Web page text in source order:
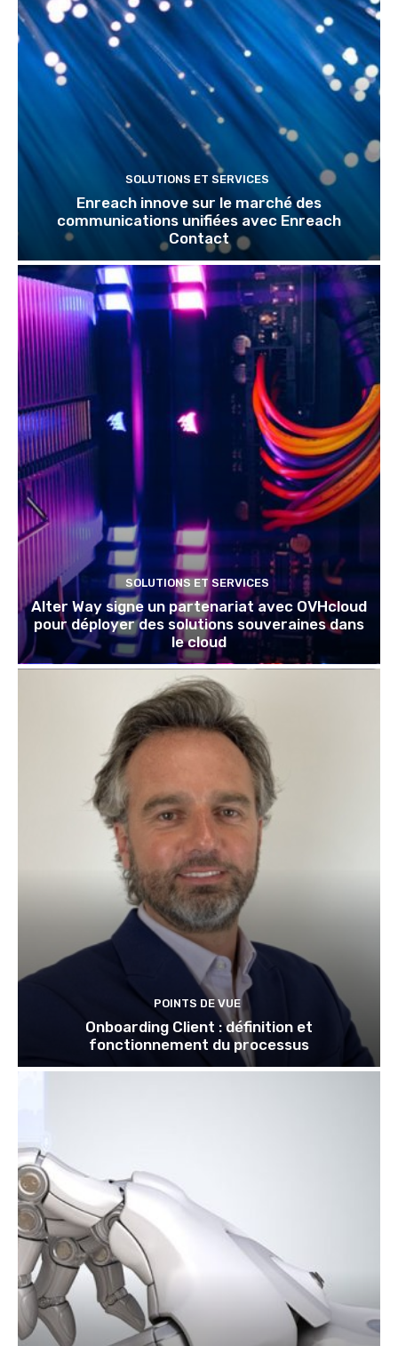
SOLUTIONS ET SERVICES
Enreach innove sur le marché des
communications unifiées avec Enreach
Contact
SOLUTIONS ET SERVICES
Alter Way signe un partenariat avec OVHcloud
pour déployer des solutions souveraines dans
le cloud
POINTS DE VUE
Onboarding Client : définition et
fonctionnement du processus